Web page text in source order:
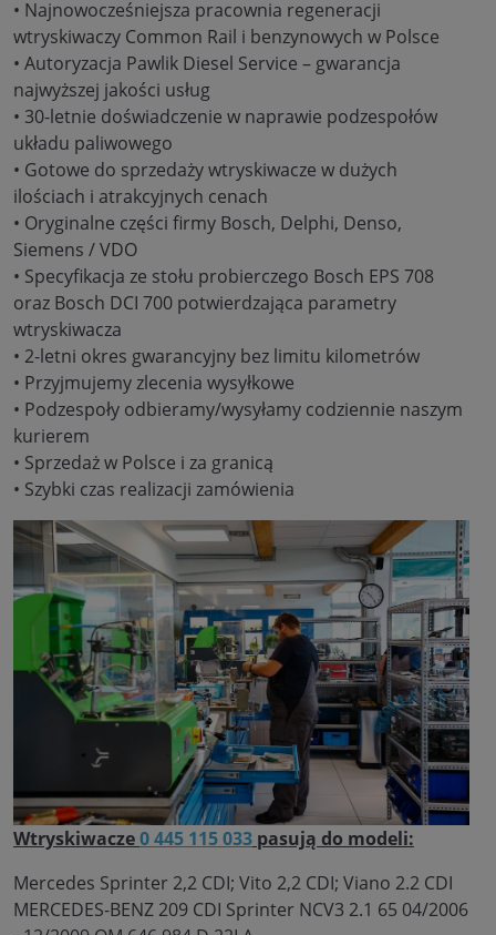
• Najnowocześniejsza pracownia regeneracji
wtryskiwaczy Common Rail i benzynowych w Polsce
• Autoryzacja Pawlik Diesel Service – gwarancja
najwyższej jakości usług
• 30-letnie doświadczenie w naprawie podzespołów
układu paliwowego
• Gotowe do sprzedaży wtryskiwacze w dużych
ilościach i atrakcyjnych cenach
• Oryginalne części firmy Bosch, Delphi, Denso,
Siemens / VDO
• Specyfikacja ze stołu probierczego Bosch EPS 708
oraz Bosch DCI 700 potwierdzająca parametry
wtryskiwacza
• 2-letni okres gwarancyjny bez limitu kilometrów
• Przyjmujemy zlecenia wysyłkowe
• Podzespoły odbieramy/wysyłamy codziennie naszym
kurierem
• Sprzedaż w Polsce i za granicą
• Szybki czas realizacji zamówienia
Wtryskiwacze0 445 115 033 pasują do modeli:
Mercedes Sprinter 2,2 CDI; Vito 2,2 CDI; Viano 2.2 CDI
MERCEDES-BENZ 209 CDI Sprinter NCV3 2.1 65 04/2006